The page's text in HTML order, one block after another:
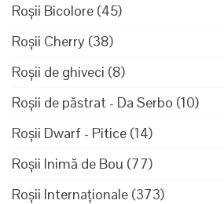
Roșii Bicolore (45)
Roșii Cherry (38)
Roșii de ghiveci (8)
Roșii de păstrat - Da Serbo (10)
Roșii Dwarf - Pitice (14)
Roșii Inimă de Bou (77)
Roșii Internaționale (373)